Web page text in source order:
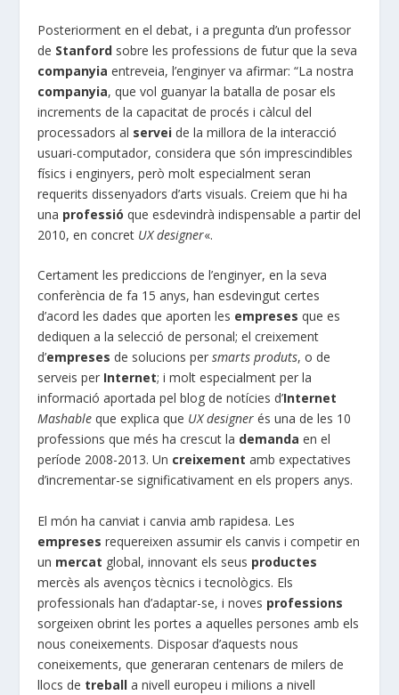
Posteriorment en el debat, i a pregunta d’un professor
de Stanford sobre les professions de futur que la seva
companyia entreveia, l’enginyer va afirmar: “La nostra
companyia, que vol guanyar la batalla de posar els
increments de la capacitat de procés i càlcul del
processadors al servei de la millora de la interacció
usuari-computador, considera que són imprescindibles
físics i enginyers, però molt especialment seran
requerits dissenyadors d’arts visuals. Creiem que hi ha
una professió que esdevindrà indispensable a partir del
2010, en concret UX designer«.
Certament les prediccions de l’enginyer, en la seva
conferència de fa 15 anys, han esdevingut certes
d’acord les dades que aporten les empreses que es
dediquen a la selecció de personal; el creixement
d’empreses de solucions persmarts produts, o de
serveis per Internet; i molt especialment per la
informació aportada pel blog de notícies d’Internet
Mashable que explica que UX designer és una de les 10
professions que més ha crescut la demanda en el
període 2008-2013. Un creixement amb expectatives
d’incrementar-se significativament en els propers anys.
El món ha canviat i canvia amb rapidesa. Les
empreses requereixen assumir els canvis i competir en
un mercat global, innovant els seus productes
mercès als avenços tècnics i tecnològics. Els
professionals han d’adaptar-se, i noves professions
sorgeixen obrint les portes a aquelles persones amb els
nous coneixements. Disposar d’aquests nous
coneixements, que generaran centenars de milers de
llocs de treball a nivell europeu i milions a nivell